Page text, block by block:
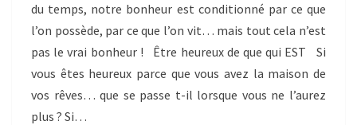
du temps, notre bonheur est conditionné par ce que
l’on possède, par ce que l’on vit… mais tout cela n’est
pas le vrai bonheur ! Être heureux de que qui EST Si
vous êtes heureux parce que vous avez la maison de
vos rêves… que se passe t-il lorsque vous ne l’aurez
plus ? Si…